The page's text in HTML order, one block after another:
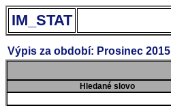
IM_STAT
Výpis za období: Prosinec 2015
Hledané slovo